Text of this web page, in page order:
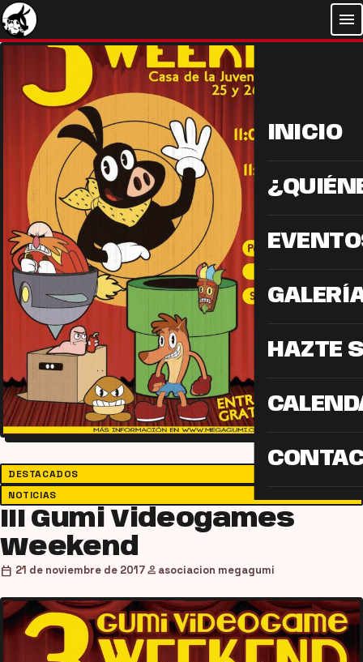
menu
INICIO
HAZTE
DESTACADOS
NOTICIAS
III Gumi Videogames
Weekend
calendar_today 21 de noviembre de 2017person asociacion megagumi